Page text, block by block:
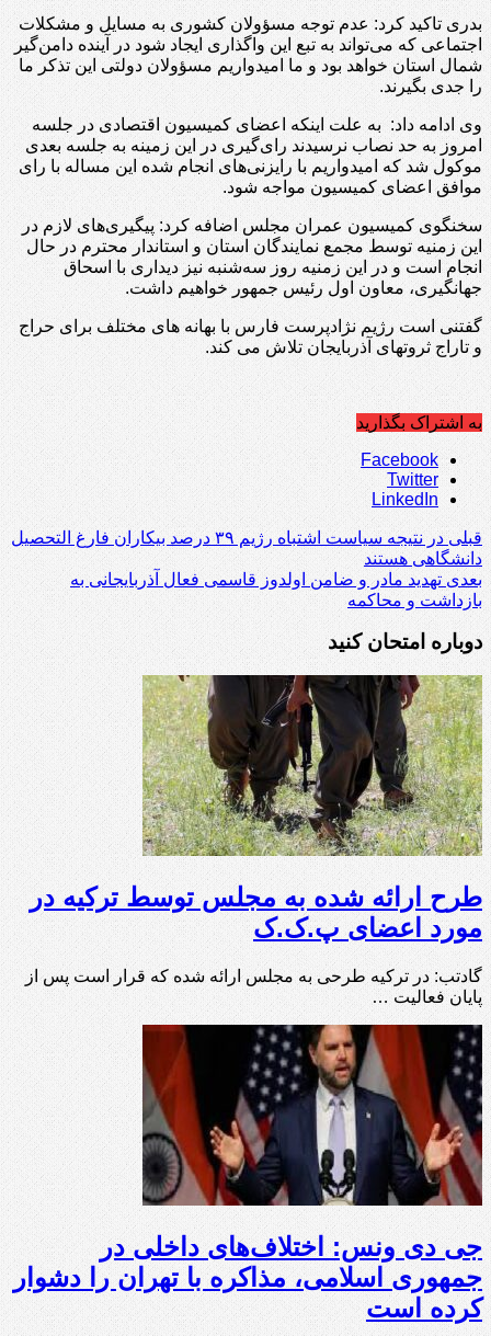
بدری تاکید کرد: عدم توجه مسؤولان کشوری به مسایل و مشکلات
اجتماعی که می‌تواند به تبع این واگذاری ایجاد شود در آینده دامن‌گیر
شمال استان خواهد بود و ما امیدواریم مسؤولان دولتی این تذکر ما
را جدی بگیرند.
وی ادامه داد: به علت اینکه اعضای کمیسیون اقتصادی در جلسه
امروز به حد نصاب نرسیدند رای‌گیری در این زمینه به جلسه بعدی
موکول شد که امیدواریم با رایزنی‌های انجام شده این مساله با رای
موافق اعضای کمیسیون مواجه شود.
سخنگوی کمیسیون عمران مجلس اضافه کرد: پیگیری‌های لازم در
این زمنیه توسط مجمع نمایندگان استان و استاندار محترم در حال
انجام است و در این زمنیه روز سه‌شنبه نیز دیداری با اسحاق
جهانگیری، معاون اول رئیس جمهور خواهیم داشت.
گفتنی است رژیم نژادپرست فارس با بهانه های مختلف برای حراج
و تاراج ثروتهای آذربایجان تلاش می کند.
به اشتراک بگذارید
Facebook
Twitter
LinkedIn
قبلی
در نتیجه سیاست اشتباه رژیم ۳۹ درصد بیکاران فارغ التحصیل
دانشگاهی هستند
بعدی تهدید مادر و ضامن اولدوز قاسمی فعال آذربایجانی به
بازداشت و محاکمه
دوباره امتحان کنید
طرح ارائه شده به مجلس توسط ترکیه در
مورد اعضای پ.ک.ک
گادتب: در ترکیه طرحی به مجلس ارائه شده که قرار است پس از
پایان فعالیت …
جی دی ونس: اختلاف‌های داخلی در
جمهوری اسلامی، مذاکره با تهران را دشوار
کرده است